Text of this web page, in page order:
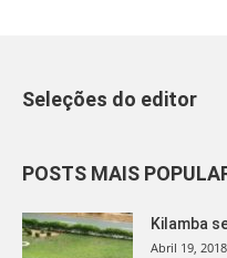
Seleções do editor
POSTS MAIS
Kilamba
Abril 19, 2018